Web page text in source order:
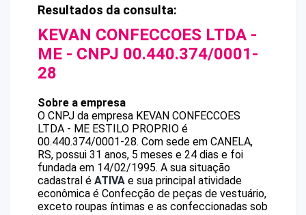
Resultados da consulta:
KEVAN CONFECCOES LTDA -
ME - CNPJ 00.440.374/0001-
28
Sobre a empresa
O CNPJ da empresa KEVAN CONFECCOES
LTDA - ME ESTILO PROPRIO é
00.440.374/0001-28. Com sede em CANELA,
RS, possui 31 anos, 5 meses e 24 dias e foi
fundada em 14/02/1995. A sua situação
cadastral é ATIVA e sua principal atividade
econômica é Confecção de peças de vestuário,
exceto roupas íntimas e as confeccionadas sob